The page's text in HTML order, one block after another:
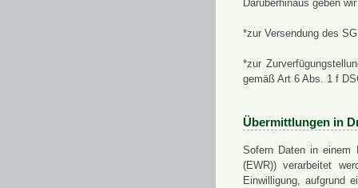
Darüberhinaus geben
*zur Versendung des
*zur
gemäß Art 6 Abs. 1 f
Übermittlungen in
Sofern Daten in einem
(EWR)) verarbeitet
Einwilligung, aufgrund